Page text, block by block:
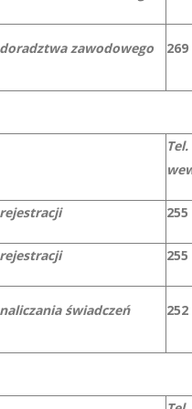
zawodowego 269
Tel.
255
255
świadczeń 252